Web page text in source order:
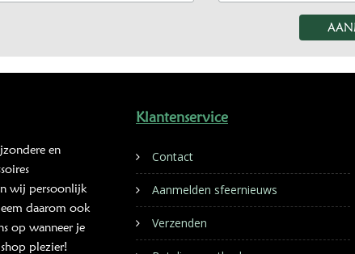
en
wij persoonlijk
daarom ook
op wanneer je
plezier!
Klantenservice
Contact
Aanmelden sfeernieuws
Verzenden